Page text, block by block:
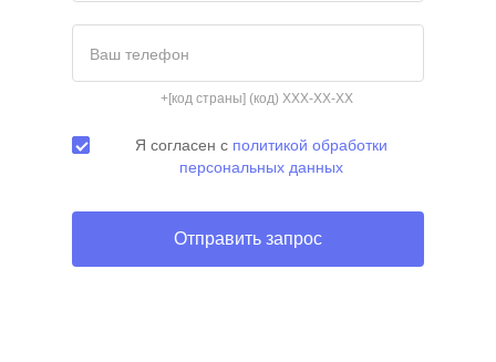
Ваш телефон
+[код страны] (код) XXX-XX-XX
Я согласен с политикой обработки
персональных данных
Отправить запрос